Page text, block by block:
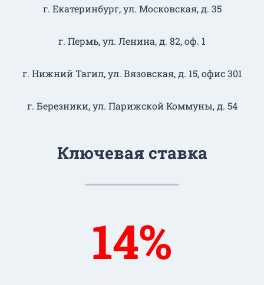
г. Екатеринбург, ул. Московская, д. 35
г. Пермь, ул. Ленина, д. 82, оф. 1
г. Нижний Тагил​, ул. Вязовская, д. 15, офис 301
г. Березники, ул. Парижской Коммуны, д. 54
Ключевая ставка
14%